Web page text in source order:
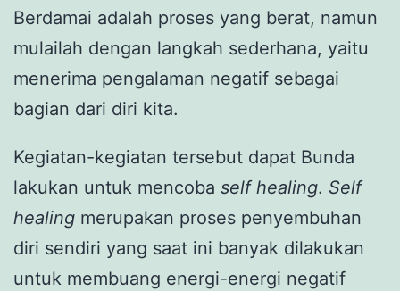
Berdamai adalah proses yang berat, namun
mulailah dengan langkah sederhana, yaitu
menerima pengalaman negatif sebagai
bagian dari diri kita.
Kegiatan-kegiatan tersebut dapat Bunda
lakukan untuk mencoba self healing. Self
healing merupakan proses penyembuhan
diri sendiri yang saat ini banyak dilakukan
untuk membuang energi-energi negatif